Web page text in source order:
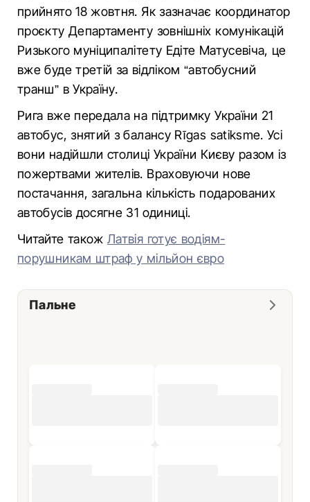
прийнято 18 жовтня. Як зазначає координатор
проєкту Департаменту зовнішніх комунікацій
Ризького муніципалітету Едіте Матусевіча, це
вже буде третій за відліком “автобусний
транш” в Україну.
Рига вже передала на підтримку України 21
автобус, знятий з балансу Rīgas satiksme. Усі
вони надійшли столиці України Києву разом із
пожертвами жителів. Враховуючи нове
постачання, загальна кількість подарованих
автобусів досягне 31 одиниці.
Читайте такожЛатвія готує водіям-
порушникам штраф у мільйон євро
Пальне